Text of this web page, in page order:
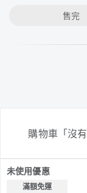
售完
購物車「沒
未使用優惠
滿額免運